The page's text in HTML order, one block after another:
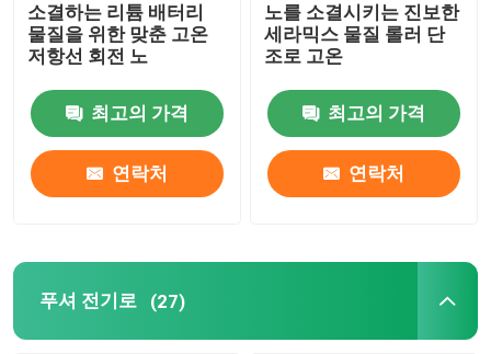
용광로를 들어 올리십시오
손수레 노
로타리 킬른로
수소 환원로
소결하는 리튬 배터리
물질을 위한 맞춘 고온
저항선 회전 노
최고의 가격
연락처
노를 소결시키는 진보한
세라믹스 물질 롤러 단
조로 고온
최고의 가격
연락처
푸셔 전기로 (27)